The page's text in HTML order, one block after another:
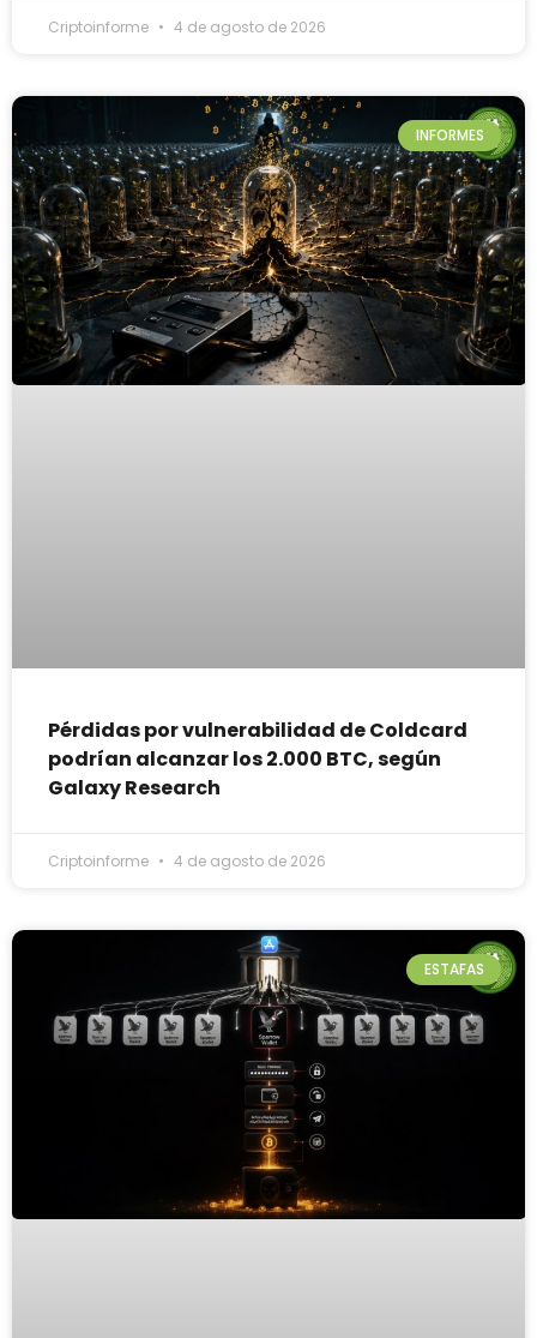
Criptoinforme 4 de agosto de 2026
INFORMES
Pérdidas por vulnerabilidad de Coldcard
podrían alcanzar los 2.000 BTC, según
Galaxy Research
Criptoinforme 4 de agosto de 2026
ESTAFAS